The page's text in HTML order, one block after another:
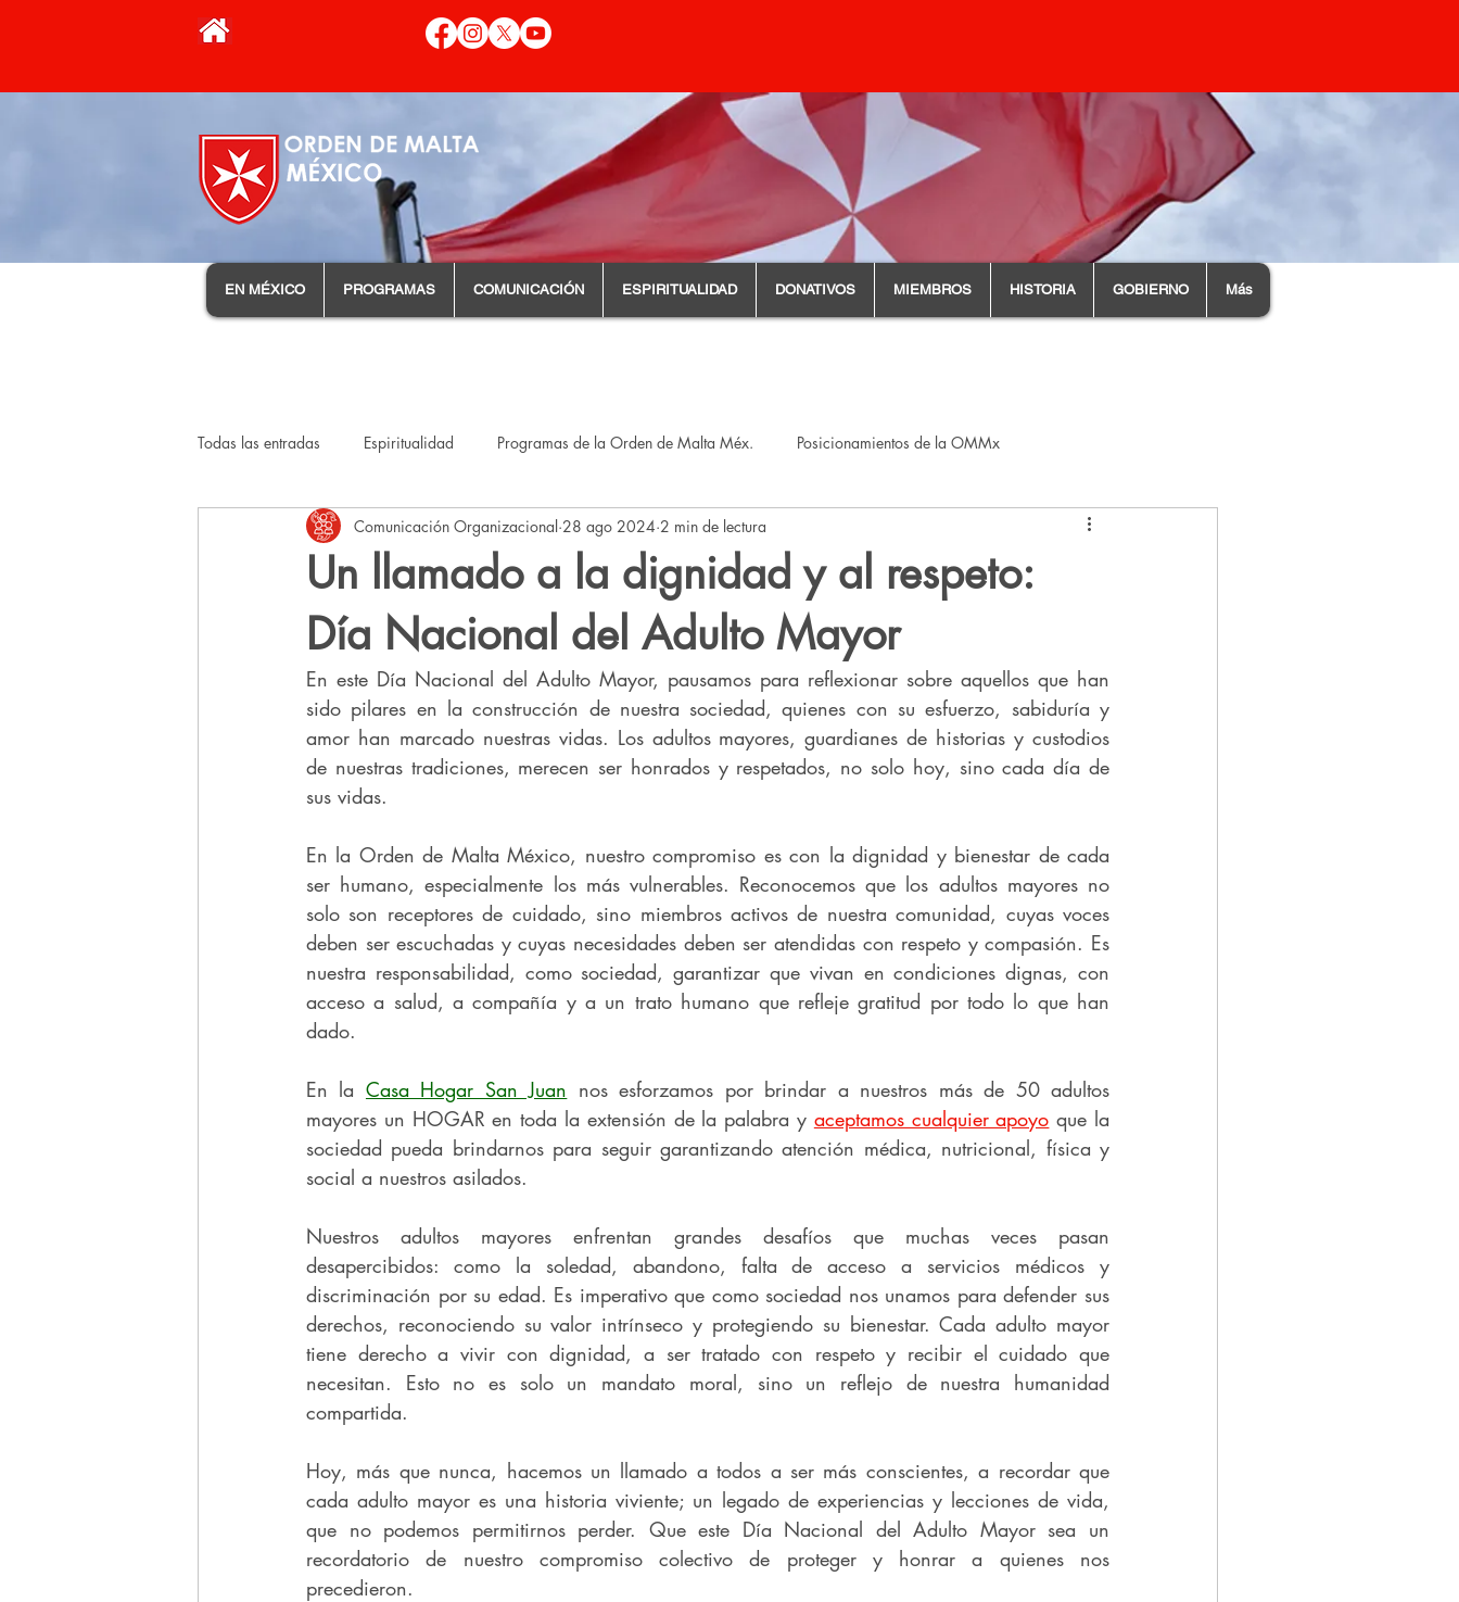
EN MÉXICO PROGRAMAS COMUNICACIÓN ESPIRITUALIDAD DONATIVOS MIEMBROS HISTORIA GOBIERNO Más
Todas las entradas Espiritualidad Programas de la Orden de Malta Méx. Posicionamientos de la OMMx
Aliados de la Orden de Malta México Orden de Malta México Voluntariado OMMx
Un llamado a la dignidad y al respeto:
Día Nacional del Adulto Mayor
Comunicación Organizacional 28 ago 2024 2 min de lectura
En este Día Nacional del Adulto Mayor, pausamos para reflexionar sobre aquellos que han
sido pilares en la construcción de nuestra sociedad, quienes con su esfuerzo, sabiduría y
amor han marcado nuestras vidas. Los adultos mayores, guardianes de historias y custodios
de nuestras tradiciones, merecen ser honrados y respetados, no solo hoy, sino cada día de
sus vidas.
En la Orden de Malta México, nuestro compromiso es con la dignidad y bienestar de cada
ser humano, especialmente los más vulnerables. Reconocemos que los adultos mayores no
solo son receptores de cuidado, sino miembros activos de nuestra comunidad, cuyas voces
deben ser escuchadas y cuyas necesidades deben ser atendidas con respeto y compasión. Es
nuestra responsabilidad, como sociedad, garantizar que vivan en condiciones dignas, con
acceso a salud, a compañía y a un trato humano que refleje gratitud por todo lo que han
dado.
En la Casa Hogar San Juan nos esforzamos por brindar a nuestros más de 50 adultos
mayores un HOGAR en toda la extensión de la palabra y aceptamos cualquier apoyo que la
sociedad pueda brindarnos para seguir garantizando atención médica, nutricional, física y
social a nuestros asilados.
Nuestros adultos mayores enfrentan grandes desafíos que muchas veces pasan
desapercibidos: como la soledad, abandono, falta de acceso a servicios médicos y
discriminación por su edad. Es imperativo que como sociedad nos unamos para defender sus
derechos, reconociendo su valor intrínseco y protegiendo su bienestar. Cada adulto mayor
tiene derecho a vivir con dignidad, a ser tratado con respeto y recibir el cuidado que
necesitan. Esto no es solo un mandato moral, sino un reflejo de nuestra humanidad
compartida.
Hoy, más que nunca, hacemos un llamado a todos a ser más conscientes, a recordar que
cada adulto mayor es una historia viviente; un legado de experiencias y lecciones de vida,
que no podemos permitirnos perder. Que este Día Nacional del Adulto Mayor sea un
recordatorio de nuestro compromiso colectivo de proteger y honrar a quienes nos
precedieron.